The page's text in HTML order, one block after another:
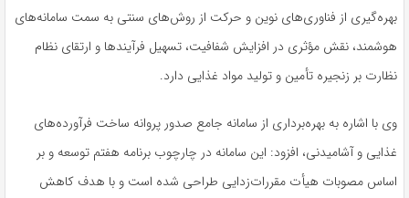
بهره‌گیری از فناوری‌های نوین و حرکت از روش‌های سنتی به سمت سامانه‌های
هوشمند، نقش مؤثری در افزایش شفافیت، تسهیل فرآیندها و ارتقای نظام
نظارت بر زنجیره تأمین و تولید مواد غذایی دارد.
وی با اشاره به بهره‌برداری از سامانه جامع صدور پروانه ساخت فرآورده‌های
غذایی و آشامیدنی، افزود: این سامانه در چارچوب برنامه هفتم توسعه و بر
اساس مصوبات هیأت مقررات‌زدایی طراحی شده است و با هدف کاهش